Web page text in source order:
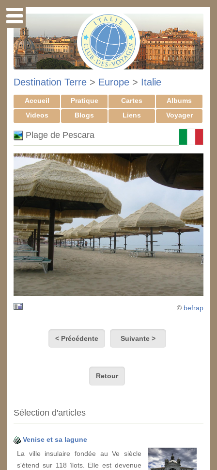
Destination Terre > Europe > Italie
Accueil Pratique Cartes
Albums
Videos
Blogs Liens Voyager
Plage de Pescara
© befrap
< Précédente Suivante >
Retour
Sélection d'articles
Venise et sa lagune
La ville insulaire fondée au Ve siècle
s'étend sur 118 îlots. Elle est devenue